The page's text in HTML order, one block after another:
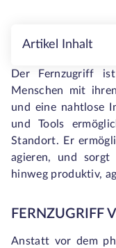
Artikel Inhalt
Der Fernzugriff
Menschen mit
und eine nahtlose
und Tools
Standort. Er
agieren, und sorgt
hinweg produktiv,
FERNZUGRIFF
Anstatt vor dem